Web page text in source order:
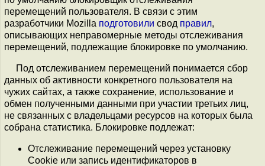
перемещений пользователя. В связи с этим
разработчики Mozilla подготовили свод правил,
описывающих неправомерные методы отслеживания
перемещений, подлежащие блокировке по умолчанию.
Под отслеживанием перемещений понимается сбор
данных об активности конкретного пользователя на
чужих сайтах, а также сохранение, использование и
обмен полученными данными при участии третьих лиц,
не связанных с владельцами ресурсов на которых была
собрана статистика. Блокировке подлежат:
Отслеживание перемещений через установку
Cookie или запись идентификаторов в